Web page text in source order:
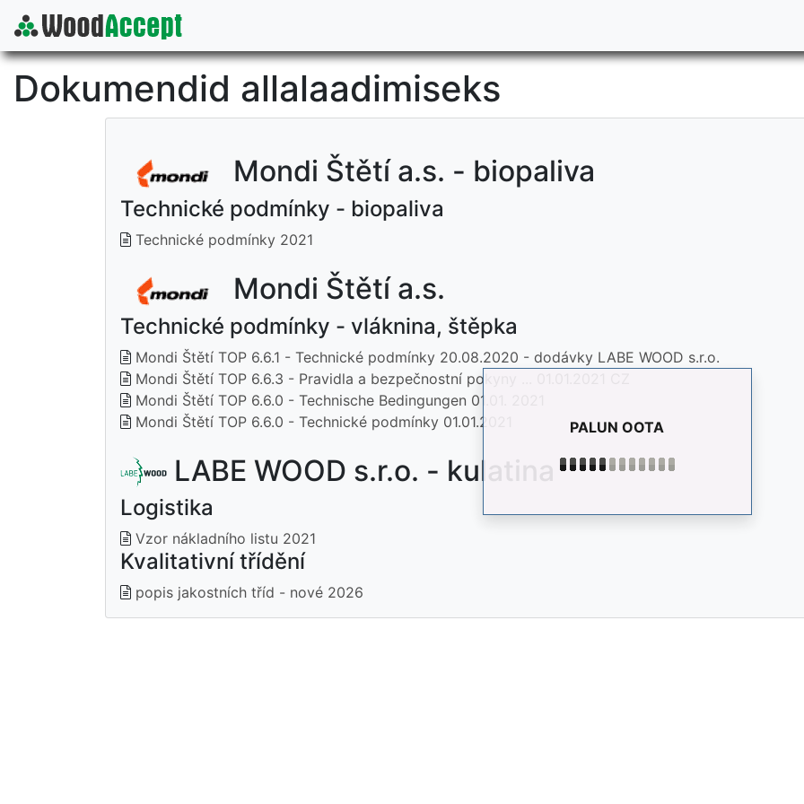
PALUN OOTA
Dokumendid allalaadimiseks
Mondi Štětí a.s. - biopaliva
Technické podmínky - biopaliva
Technické podmínky 2021
Mondi Štětí a.s.
Technické podmínky - vláknina, štěpka
Mondi Štětí TOP 6.6.1 - Technické podmínky 20.08.2020 - dodávky LABE WOOD s.r.o.
Mondi Štětí TOP 6.6.3 - Pravidla a bezpečnostní pokyny ... 01.01.2021 CZ
Mondi Štětí TOP 6.6.0 - Technische Bedingungen 01.01. 2021
Mondi Štětí TOP 6.6.0 - Technické podmínky 01.01.2021
LABE WOOD s.r.o. - kulatina
Logistika
Vzor nákladního listu 2021
Kvalitativní třídění
popis jakostních tříd - nové 2026